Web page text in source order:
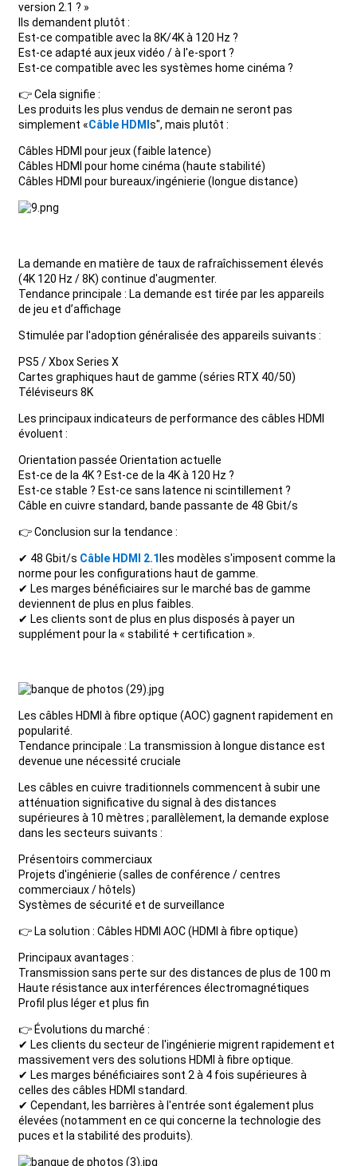
version 2.1 ? »
Ils demandent plutôt :
Est-ce compatible avec la 8K/4K à 120 Hz ?
Est-ce adapté aux jeux vidéo / à l'e-sport ?
Est-ce compatible avec les systèmes home cinéma ?
👉 Cela signifie :
Les produits les plus vendus de demain ne seront pas
simplement «Câble HDMI s", mais plutôt :
Câbles HDMI pour jeux (faible latence)
Câbles HDMI pour home cinéma (haute stabilité)
Câbles HDMI pour bureaux/ingénierie (longue distance)
La demande en matière de taux de rafraîchissement élevés
(4K 120 Hz / 8K) continue d'augmenter.
Tendance principale : La demande est tirée par les appareils
de jeu et d’affichage
Stimulée par l'adoption généralisée des appareils suivants :
PS5 / Xbox Series X
Cartes graphiques haut de gamme (séries RTX 40/50)
Téléviseurs 8K
Les principaux indicateurs de performance des câbles HDMI
évoluent :
Orientation passée Orientation actuelle
Est-ce de la 4K ? Est-ce de la 4K à 120 Hz ?
Est-ce stable ? Est-ce sans latence ni scintillement ?
Câble en cuivre standard, bande passante de 48 Gbit/s
👉 Conclusion sur la tendance :
✔ 48 Gbit/s Câble HDMI 2.1 les modèles s'imposent comme la
norme pour les configurations haut de gamme.
✔ Les marges bénéficiaires sur le marché bas de gamme
deviennent de plus en plus faibles.
✔ Les clients sont de plus en plus disposés à payer un
supplément pour la « stabilité + certification ».
Les câbles HDMI à fibre optique (AOC) gagnent rapidement en
popularité.
Tendance principale : La transmission à longue distance est
devenue une nécessité cruciale
Les câbles en cuivre traditionnels commencent à subir une
atténuation significative du signal à des distances
supérieures à 10 mètres ; parallèlement, la demande explose
dans les secteurs suivants :
Présentoirs commerciaux
Projets d'ingénierie (salles de conférence / centres
commerciaux / hôtels)
Systèmes de sécurité et de surveillance
👉 La solution : Câbles HDMI AOC (HDMI à fibre optique)
Principaux avantages :
Transmission sans perte sur des distances de plus de 100 m
Haute résistance aux interférences électromagnétiques
Profil plus léger et plus fin
👉 Évolutions du marché :
✔ Les clients du secteur de l'ingénierie migrent rapidement et
massivement vers des solutions HDMI à fibre optique.
✔ Les marges bénéficiaires sont 2 à 4 fois supérieures à
celles des câbles HDMI standard.
✔ Cependant, les barrières à l'entrée sont également plus
élevées (notamment en ce qui concerne la technologie des
puces et la stabilité des produits).